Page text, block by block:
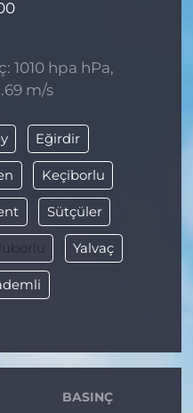
1010 hpa hPa,
m/s
Eğirdir
Keçiborlu
Sütçüler
Yalvaç
BASINÇ